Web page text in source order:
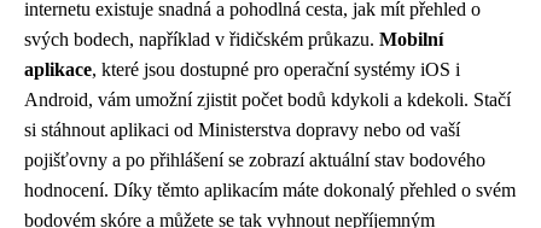
internetu existuje snadná a pohodlná cesta, jak mít přehled o
svých bodech, například v řidičském průkazu. Mobilní
aplikace, které jsou dostupné pro operační systémy iOS i
Android, vám umožní zjistit počet bodů kdykoli a kdekoli. Stačí
si stáhnout aplikaci od Ministerstva dopravy nebo od vaší
pojišťovny a po přihlášení se zobrazí aktuální stav bodového
hodnocení. Díky těmto aplikacím máte dokonalý přehled o svém
bodovém skóre a můžete se tak vyhnout nepříjemným